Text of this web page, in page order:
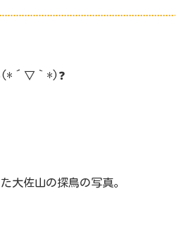
(*´▽｀*)❓
佐山の探鳥の写真。